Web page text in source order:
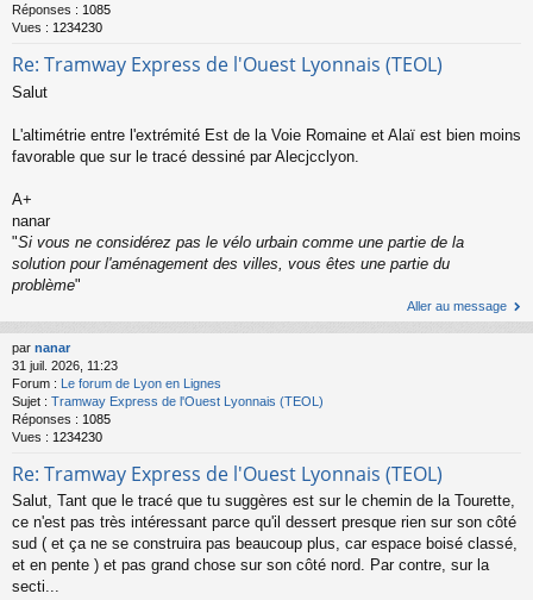
Réponses : 1085
Vues : 1234230
Re: Tramway Express de l'Ouest Lyonnais (TEOL)
Salut
L'altimétrie entre l'extrémité Est de la Voie Romaine et Alaï est bien moins
favorable que sur le tracé dessiné par Alecjcclyon.
A+
nanar
"Si vous ne considérez pas le vélo urbain comme une partie de la
solution pour l'aménagement des villes, vous êtes une partie du
problème"
Aller au message
par nanar
31 juil. 2026, 11:23
Forum : Le forum de Lyon en Lignes
Sujet : Tramway Express de l'Ouest Lyonnais (TEOL)
Réponses : 1085
Vues : 1234230
Re: Tramway Express de l'Ouest Lyonnais (TEOL)
Salut, Tant que le tracé que tu suggères est sur le chemin de la Tourette,
ce n'est pas très intéressant parce qu'il dessert presque rien sur son côté
sud ( et ça ne se construira pas beaucoup plus, car espace boisé classé,
et en pente ) et pas grand chose sur son côté nord. Par contre, sur la
secti...